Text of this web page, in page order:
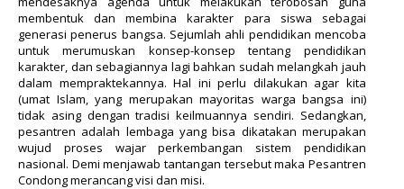
membentuk dan membina karakter para siswa sebagai
generasi penerus bangsa. Sejumlah ahli pendidikan mencoba
untuk merumuskan konsep-konsep tentang pendidikan
karakter, dan sebagiannya lagi bahkan sudah melangkah jauh
dalam mempraktekannya. Hal ini perlu dilakukan agar kita
(umat Islam, yang merupakan mayoritas warga bangsa ini)
tidak asing dengan tradisi keilmuannya sendiri. Sedangkan,
pesantren adalah lembaga yang bisa dikatakan merupakan
wujud proses wajar perkembangan sistem pendidikan
nasional. Demi menjawab tantangan tersebut maka Pesantren
Condong merancang visi dan misi.